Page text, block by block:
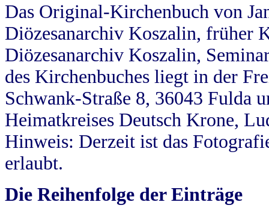
Das Original-Kirchenbuch von
Diözesanarchiv Koszalin, früher
Diözesanarchiv Koszalin,
des Kirchenbuches liegt in der
Schwank-Straße 8, 36043 Fulda
Heimatkreises Deutsch Krone,
Hinweis: Derzeit ist das
erlaubt.
Die Reihenfolge der Einträge